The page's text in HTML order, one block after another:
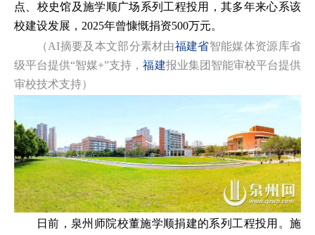
点、校史馆及施学顺广场系列工程投用，其多年来心系该
校建设发展，2025年曾慷慨捐资500万元。
（AI摘要及本文部分素材由福建省智能媒体资源库省
级平台提供“智媒+”支持，福建报业集团智能审校平台提供
审校技术支持）
日前，泉州师院校董施学顺捐建的系列工程投用。施